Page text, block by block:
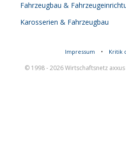
Fahrzeugbau &
Karosserien & Fahrzeugbau
Impressum • Kritik
© 1998 - 2026 Wirtschaftsnetz